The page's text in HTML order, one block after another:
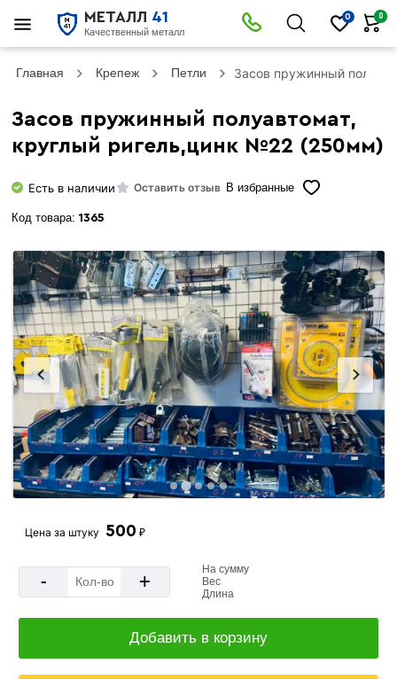
МЕТАЛЛ 41
Качественный металл
0 0
Главная Крепеж Петли Засов пружинный
Засов пружинный полуавтомат,
круглый ригель,цинк №22 (250мм)
Есть в наличии Оставить отзыв В избранные
Код товара: 1365
Цена за штуку 500 ₽
- +
На сумму
Вес
Длина
Добавить в корзину